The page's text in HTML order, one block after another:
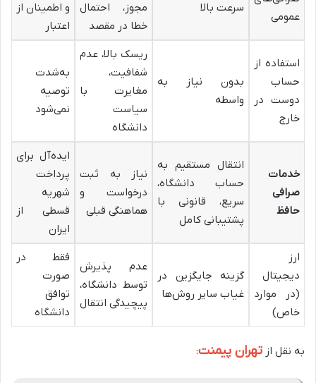
عمومی
سرعت بالا
مجوز، احتمال
خطا در مقصد
و اطمینان از
اعتبار
استفاده از
حساب
دوست در
خارج
بدون نیاز به
واسطه
ریسک بالا، عدم
شفافیت،
مغایرت با
سیاست
دانشگاه
به‌شدت
توصیه
نمی‌شود
خدمات
صرافی
حافظ
انتقال مستقیم به
حساب دانشگاه،
سریع، قانونی با
پشتیبانی کامل
نیاز به ثبت
درخواست و
هماهنگی قبلی
ایده‌آل برای
پرداخت
شهریه
قسطی از
ایران
ارز
دیجیتال
(در موارد
خاص)
گزینه جایگزین در
غیاب سایر روش‌ها
عدم پذیرش
توسط دانشگاه،
پیچیدگی انتقال
فقط در
صورت
توافق
دانشگاه
به نقل از تهران پیمنت: